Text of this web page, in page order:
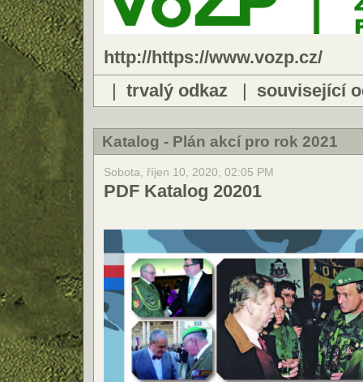
http://https://www.vozp.cz/
| trvalý odkaz| související
Katalog - Plán akcí pro rok 2021
Sobota, říjen 10, 2020, 02:05 PM
PDF Katalog 20201